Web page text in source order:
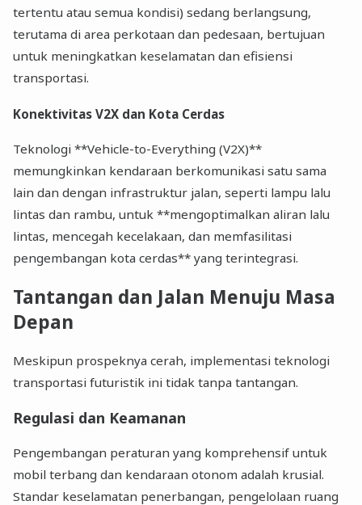
tertentu atau semua kondisi) sedang berlangsung,
terutama di area perkotaan dan pedesaan, bertujuan
untuk meningkatkan keselamatan dan efisiensi
transportasi.
Konektivitas V2X dan Kota Cerdas
Teknologi **Vehicle-to-Everything (V2X)**
memungkinkan kendaraan berkomunikasi satu sama
lain dan dengan infrastruktur jalan, seperti lampu lalu
lintas dan rambu, untuk **mengoptimalkan aliran lalu
lintas, mencegah kecelakaan, dan memfasilitasi
pengembangan kota cerdas** yang terintegrasi.
Tantangan dan Jalan Menuju Masa
Depan
Meskipun prospeknya cerah, implementasi teknologi
transportasi futuristik ini tidak tanpa tantangan.
Regulasi dan Keamanan
Pengembangan peraturan yang komprehensif untuk
mobil terbang dan kendaraan otonom adalah krusial.
Standar keselamatan penerbangan, pengelolaan ruang